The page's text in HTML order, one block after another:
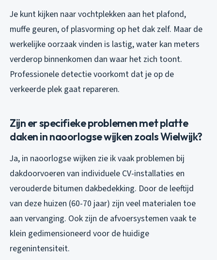
Je kunt kijken naar vochtplekken aan het plafond,
muffe geuren, of plasvorming op het dak zelf. Maar de
werkelijke oorzaak vinden is lastig, water kan meters
verderop binnenkomen dan waar het zich toont.
Professionele detectie voorkomt dat je op de
verkeerde plek gaat repareren.
Zijn er specifieke problemen met platte
daken in naoorlogse wijken zoals Wielwijk?
Ja, in naoorlogse wijken zie ik vaak problemen bij
dakdoorvoeren van individuele CV-installaties en
verouderde bitumen dakbedekking. Door de leeftijd
van deze huizen (60-70 jaar) zijn veel materialen toe
aan vervanging. Ook zijn de afvoersystemen vaak te
klein gedimensioneerd voor de huidige
regenintensiteit.